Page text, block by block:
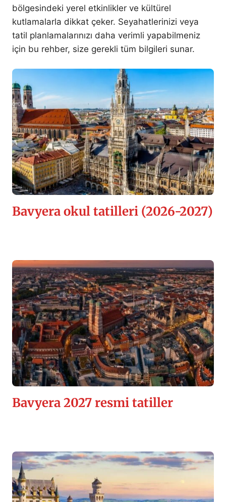
bölgesindeki yerel etkinlikler ve kültürel
kutlamalarla dikkat çeker. Seyahatlerinizi veya
tatil planlamalarınızı daha verimli yapabilmeniz
için bu rehber, size gerekli tüm bilgileri sunar.
Bavyera okul tatilleri (2026-2027)
Bavyera 2027 resmi tatiller